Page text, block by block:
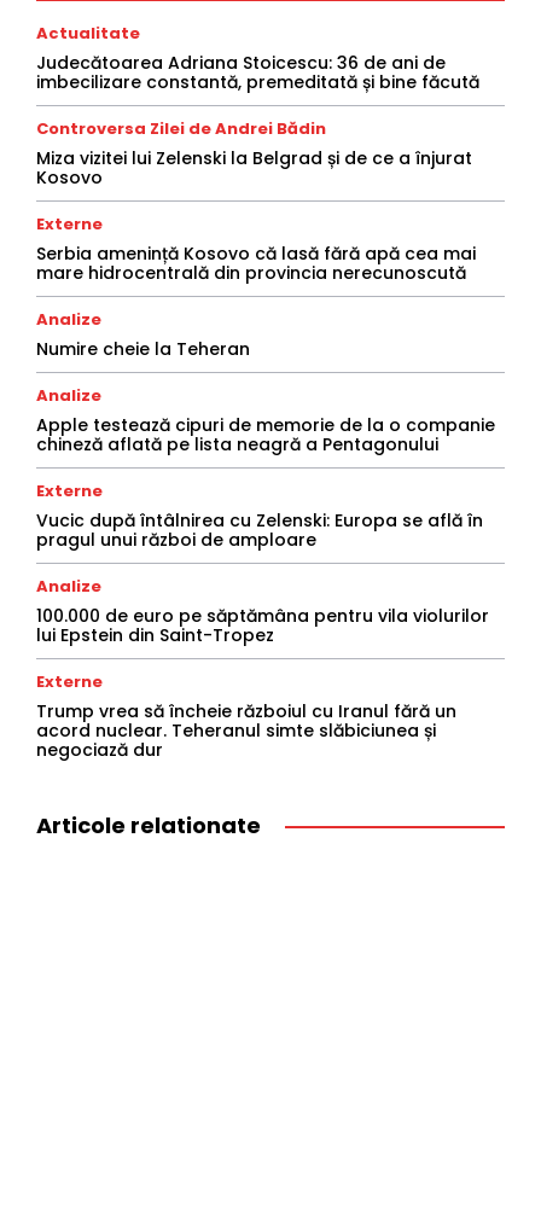
Actualitate
Judecătoarea Adriana Stoicescu: 36 de ani de
imbecilizare constantă, premeditată și bine făcută
Controversa Zilei de Andrei Bădin
Miza vizitei lui Zelenski la Belgrad și de ce a înjurat
Kosovo
Externe
Serbia amenință Kosovo că lasă fără apă cea mai
mare hidrocentrală din provincia nerecunoscută
Analize
Numire cheie la Teheran
Analize
Apple testează cipuri de memorie de la o companie
chineză aflată pe lista neagră a Pentagonului
Externe
Vucic după întâlnirea cu Zelenski: Europa se află în
pragul unui război de amploare
Analize
100.000 de euro pe săptămâna pentru vila violurilor
lui Epstein din Saint-Tropez
Externe
Trump vrea să încheie războiul cu Iranul fără un
acord nuclear. Teheranul simte slăbiciunea și
negociază dur
Articole relationate